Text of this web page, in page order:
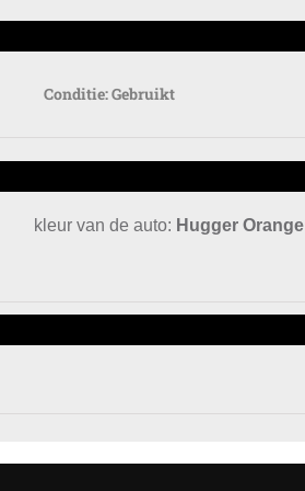
Conditie:Gebruikt
kleur van de auto: Hugger Orange